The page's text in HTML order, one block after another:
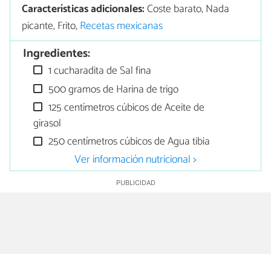
Características adicionales:Coste barato, Nada
picante, Frito,Recetas mexicanas
Ingredientes:
1 cucharadita de Sal fina
500 gramos de Harina de trigo
125 centímetros cúbicos de Aceite de
girasol
250 centímetros cúbicos de Agua tibia
Ver información nutricional >